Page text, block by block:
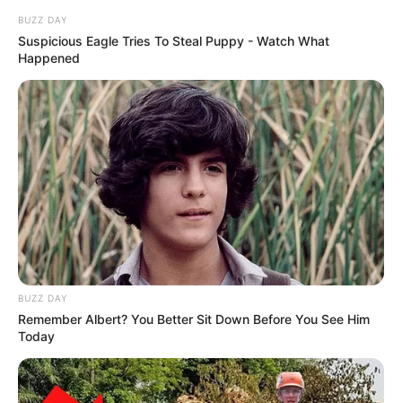
BUZZ DAY
Suspicious Eagle Tries To Steal Puppy - Watch What
Happened
BUZZ DAY
Remember Albert? You Better Sit Down Before You See Him
Today